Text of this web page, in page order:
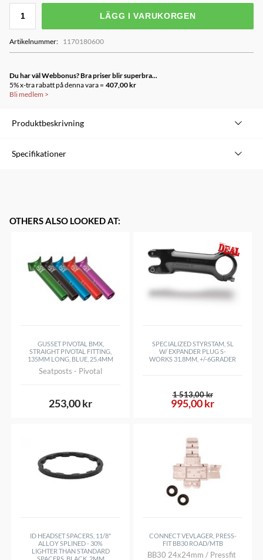
LÄGG I VARUKORGEN
Artikelnummer: 1170180600
Du har väl Webbonus? Bra priser blir superbra...
5% x-tra rabatt på denna vara = 407,00 kr
Bli medlem >
Produktbeskrivning
Specifikationer
OTHERS ALSO LOOKED AT:
GUSSET PIVOTAL BMX,
STRAIGHT PIVOTAL FITTING,
135MM LONG, BLUE, 25.4MM
Seatposts - Pivotal
253,00 kr
SPECIALIZED STYRSTAM, SL
W/ EXPANDER PLUG S-
WORKS 31.8MM, +/-6GRADER
995,00 kr
1 513,00 kr
ID HEADSET SPACERS, 11/8"
ALLOY SPLINED - 30%
LIGHTER THAN STANDARD
SPACERS, BLACK, 2MM
CONNECT VEVLAGER, PRESS-
FIT BB30 ROAD/MTB
BB30 24x24mm / Pressfit